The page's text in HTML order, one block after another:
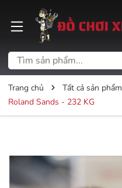
Trang chủ Tất cả sản phẩm
Roland Sands - 232 KG